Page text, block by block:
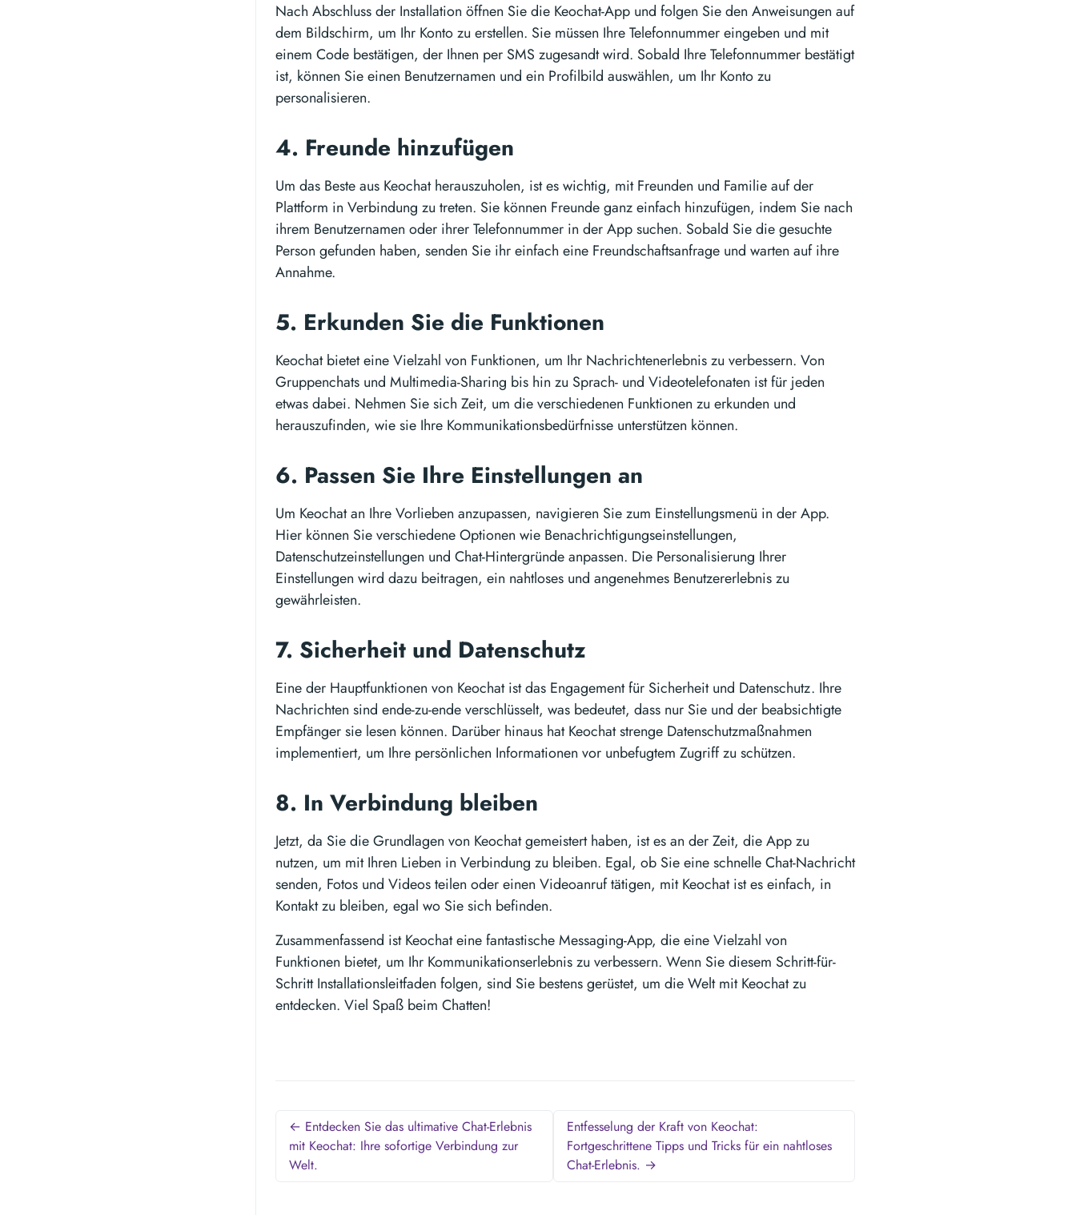
Nach Abschluss der Installation öffnen Sie die Keochat-App und folgen Sie den Anweisungen auf
dem Bildschirm, um Ihr Konto zu erstellen. Sie müssen Ihre Telefonnummer eingeben und mit
einem Code bestätigen, der Ihnen per SMS zugesandt wird. Sobald Ihre Telefonnummer bestätigt
ist, können Sie einen Benutzernamen und ein Profilbild auswählen, um Ihr Konto zu
personalisieren.
4. Freunde hinzufügen
Um das Beste aus Keochat herauszuholen, ist es wichtig, mit Freunden und Familie auf der
Plattform in Verbindung zu treten. Sie können Freunde ganz einfach hinzufügen, indem Sie nach
ihrem Benutzernamen oder ihrer Telefonnummer in der App suchen. Sobald Sie die gesuchte
Person gefunden haben, senden Sie ihr einfach eine Freundschaftsanfrage und warten auf ihre
Annahme.
5. Erkunden Sie die Funktionen
Keochat bietet eine Vielzahl von Funktionen, um Ihr Nachrichtenerlebnis zu verbessern. Von
Gruppenchats und Multimedia-Sharing bis hin zu Sprach- und Videotelefonaten ist für jeden
etwas dabei. Nehmen Sie sich Zeit, um die verschiedenen Funktionen zu erkunden und
herauszufinden, wie sie Ihre Kommunikationsbedürfnisse unterstützen können.
6. Passen Sie Ihre Einstellungen an
Um Keochat an Ihre Vorlieben anzupassen, navigieren Sie zum Einstellungsmenü in der App.
Hier können Sie verschiedene Optionen wie Benachrichtigungseinstellungen,
Datenschutzeinstellungen und Chat-Hintergründe anpassen. Die Personalisierung Ihrer
Einstellungen wird dazu beitragen, ein nahtloses und angenehmes Benutzererlebnis zu
gewährleisten.
7. Sicherheit und Datenschutz
Eine der Hauptfunktionen von Keochat ist das Engagement für Sicherheit und Datenschutz. Ihre
Nachrichten sind ende-zu-ende verschlüsselt, was bedeutet, dass nur Sie und der beabsichtigte
Empfänger sie lesen können. Darüber hinaus hat Keochat strenge Datenschutzmaßnahmen
implementiert, um Ihre persönlichen Informationen vor unbefugtem Zugriff zu schützen.
8. In Verbindung bleiben
Jetzt, da Sie die Grundlagen von Keochat gemeistert haben, ist es an der Zeit, die App zu
nutzen, um mit Ihren Lieben in Verbindung zu bleiben. Egal, ob Sie eine schnelle Chat-Nachricht
senden, Fotos und Videos teilen oder einen Videoanruf tätigen, mit Keochat ist es einfach, in
Kontakt zu bleiben, egal wo Sie sich befinden.
Zusammenfassend ist Keochat eine fantastische Messaging-App, die eine Vielzahl von
Funktionen bietet, um Ihr Kommunikationserlebnis zu verbessern. Wenn Sie diesem Schritt-für-
Schritt Installationsleitfaden folgen, sind Sie bestens gerüstet, um die Welt mit Keochat zu
entdecken. Viel Spaß beim Chatten!
← Entdecken Sie das ultimative Chat-Erlebnis
mit Keochat: Ihre sofortige Verbindung zur
Welt.
Entfesselung der Kraft von Keochat:
Fortgeschrittene Tipps und Tricks für ein nahtloses
Chat-Erlebnis. →